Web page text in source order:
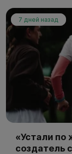
7 дней назад
«Устали по
создатель